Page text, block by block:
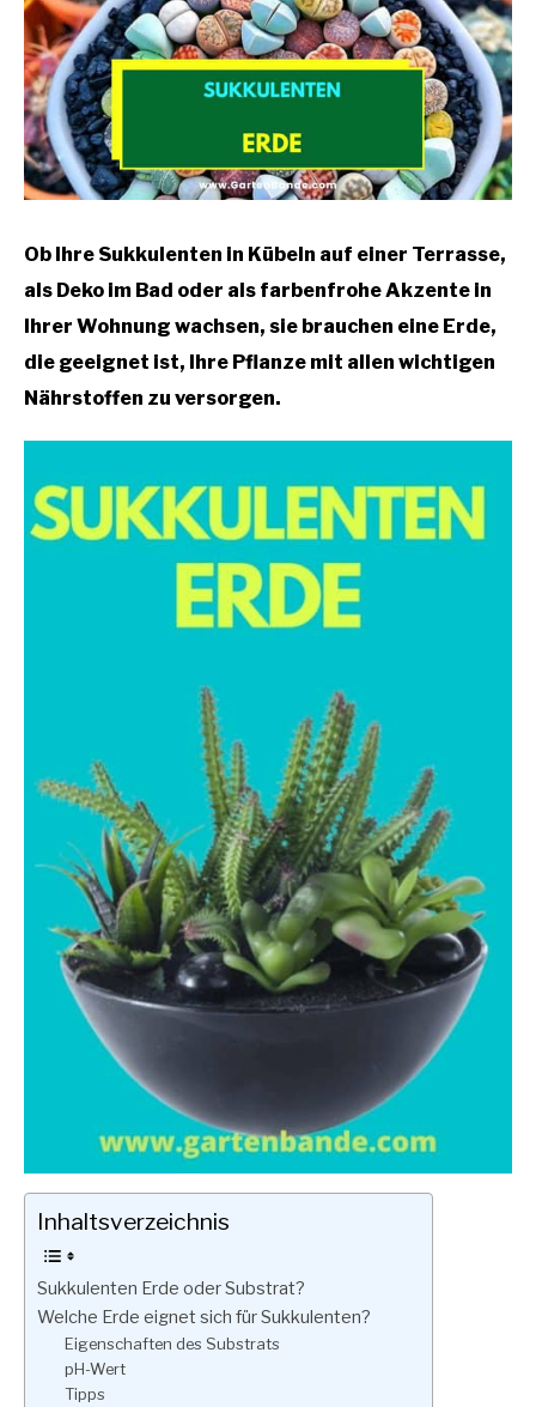
Ob Ihre Sukkulenten in Kübeln auf einer Terrasse,
als Deko im Bad oder als farbenfrohe Akzente in
Ihrer Wohnung wachsen, sie brauchen eine Erde,
die geeignet ist, Ihre Pflanze mit allen wichtigen
Nährstoffen zu versorgen.
Inhaltsverzeichnis
Sukkulenten Erde oder Substrat?
Welche Erde eignet sich für Sukkulenten?
Eigenschaften des Substrats
pH-Wert
Tipps